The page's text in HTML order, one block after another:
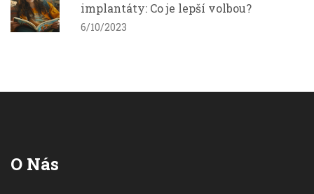
implantáty: Co je lepší volbou?
6/10/2023
O Nás